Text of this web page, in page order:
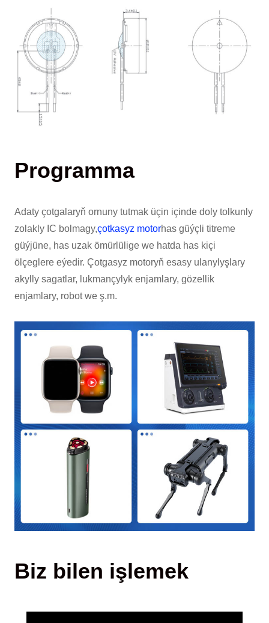
Programma
Adaty çotgalaryň ornuny tutmak üçin içinde doly tolkunly
zolakly IC bolmagy,çotkasyz motorhas güýçli titreme
güýjüne, has uzak ömürlülige we hatda has kiçi
ölçeglere eýedir. Çotgasyz motoryň esasy ulanylyşlary
akylly sagatlar, lukmançylyk enjamlary, gözellik
enjamlary, robot we ş.m.
Biz bilen işlemek